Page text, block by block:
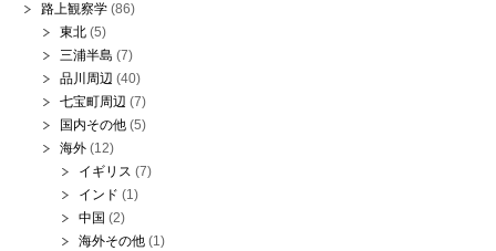
路上観察学 (86)
東北 (5)
三浦半島 (7)
品川周辺 (40)
七宝町周辺 (7)
国内その他 (5)
海外 (12)
イギリス (7)
インド (1)
中国 (2)
海外その他 (1)